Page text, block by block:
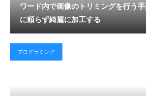
ワード内で画像のトリミングを行う
に頼らず綺麗に加工する
プログラミング